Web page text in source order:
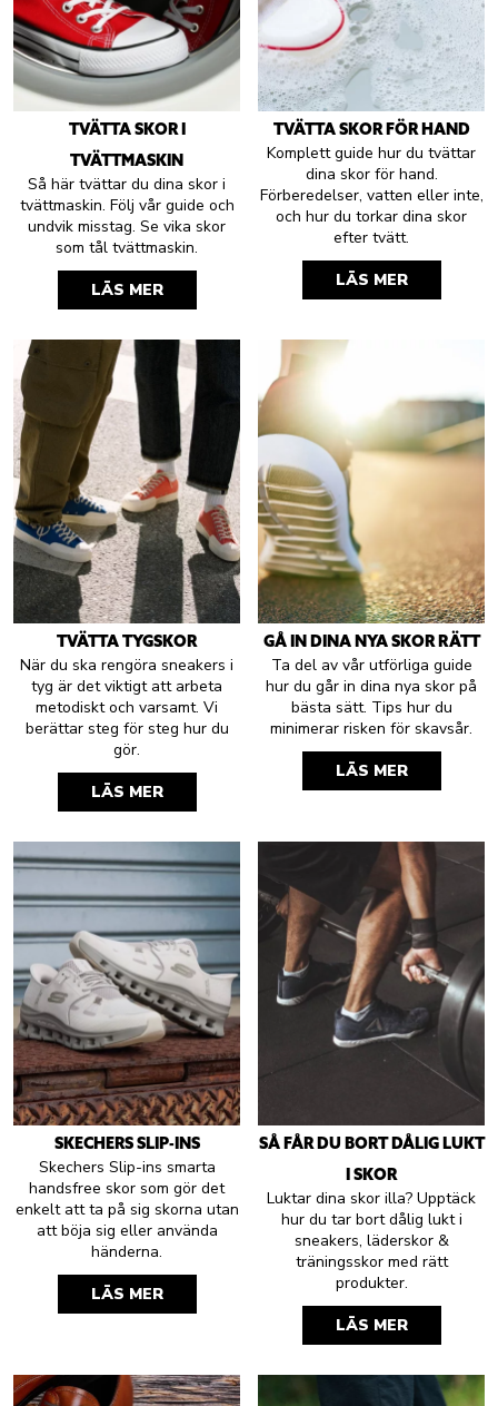
TVÄTTA SKOR I
TVÄTTMASKIN
Så här tvättar du dina skor i
tvättmaskin. Följ vår guide och
undvik misstag. Se vika skor
som tål tvättmaskin.
LÄS MER
TVÄTTA SKOR FÖR HAND
Komplett guide hur du tvättar
dina skor för hand.
Förberedelser, vatten eller inte,
och hur du torkar dina skor
efter tvätt.
LÄS MER
TVÄTTA TYGSKOR
När du ska rengöra sneakers i
tyg är det viktigt att arbeta
metodiskt och varsamt. Vi
berättar steg för steg hur du
gör.
LÄS MER
GÅ IN DINA NYA SKOR RÄTT
Ta del av vår utförliga guide
hur du går in dina nya skor på
bästa sätt. Tips hur du
minimerar risken för skavsår.
LÄS MER
SKECHERS SLIP-INS
Skechers Slip-ins smarta
handsfree skor som gör det
enkelt att ta på sig skorna utan
att böja sig eller använda
händerna.
LÄS MER
SÅ FÅR DU BORT DÅLIG LUKT
I SKOR
Luktar dina skor illa? Upptäck
hur du tar bort dålig lukt i
sneakers, läderskor &
träningsskor med rätt
produkter.
LÄS MER